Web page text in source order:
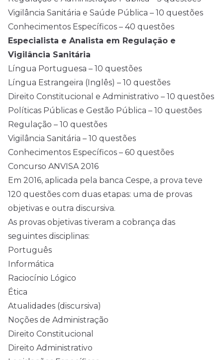
Vigilância Sanitária e Saúde Pública – 10 questões
Conhecimentos Específicos – 40 questões
Especialista e Analista em Regulação e
Vigilância Sanitária
Língua Portuguesa – 10 questões
Língua Estrangeira (Inglês) – 10 questões
Direito Constitucional e Administrativo – 10 questões
Políticas Públicas e Gestão Pública – 10 questões
Regulação – 10 questões
Vigilância Sanitária – 10 questões
Conhecimentos Específicos – 60 questões
Concurso ANVISA 2016
Em 2016, aplicada pela banca Cespe, a prova teve
120 questões com duas etapas: uma de provas
objetivas e outra discursiva.
As provas objetivas tiveram a cobrança das
seguintes disciplinas:
Português
Informática
Raciocínio Lógico
Ética
Atualidades (discursiva)
Noções de Administração
Direito Constitucional
Direito Administrativo